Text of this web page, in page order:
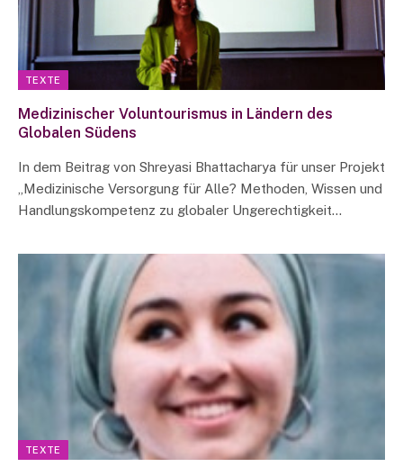
TEXTE
Medizinischer Voluntourismus in Ländern des
Globalen Südens
In dem Beitrag von Shreyasi Bhattacharya für unser Projekt
„Medizinische Versorgung für Alle? Methoden, Wissen und
Handlungskompetenz zu globaler Ungerechtigkeit…
TEXTE